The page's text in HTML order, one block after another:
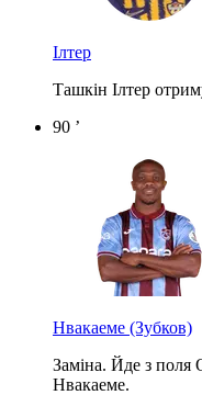
Ілтер
Ташкін Ілтер
90 ’
Нвакаеме (Зубков)
Заміна. Йде з поля
Нвакаеме.